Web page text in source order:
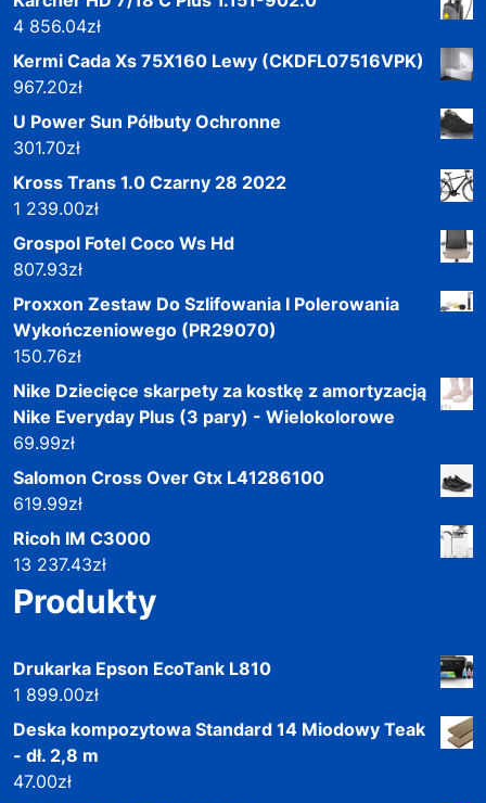
4 856.04zł
Kermi Cada Xs 75X160 Lewy (CKDFL07516VPK)
967.20zł
U Power Sun Półbuty Ochronne
301.70zł
Kross Trans 1.0 Czarny 28 2022
1 239.00zł
Grospol Fotel Coco Ws Hd
807.93zł
Proxxon Zestaw Do Szlifowania I Polerowania
Wykończeniowego (PR29070)
150.76zł
Nike Dziecięce skarpety za kostkę z amortyzacją
Nike Everyday Plus (3 pary) - Wielokolorowe
69.99zł
Salomon Cross Over Gtx L41286100
619.99zł
Ricoh IM C3000
13 237.43zł
Produkty
Drukarka Epson EcoTank L810
1 899.00zł
Deska kompozytowa Standard 14 Miodowy Teak
- dł. 2,8 m
47.00zł